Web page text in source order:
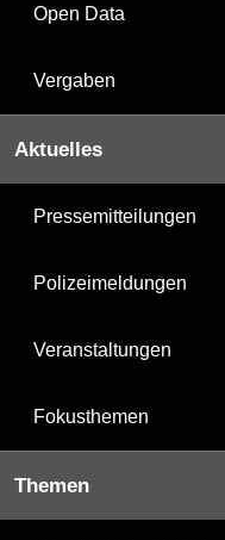
Open Data
Vergaben
Aktuelles
Pressemitteilungen
Polizeimeldungen
Veranstaltungen
Fokusthemen
Themen